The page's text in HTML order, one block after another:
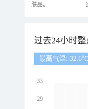
肤品。
过去24小时
最高气温:
33
29